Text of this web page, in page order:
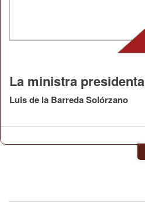
La ministra presidenta
Luis de la Barreda Solórzano